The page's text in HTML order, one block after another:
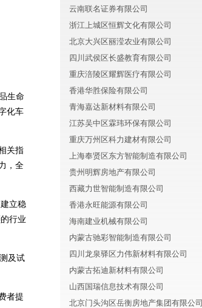
生命
化车
关指
，全
立稳
行业
及试
者提
云南联名证券有限公司
浙江上城区恒辉文化有限公司
北京大兴区丽滢农业有限公司
四川武侯区长盛教育有限公司
重庆涪陵区耀辉医疗有限公司
香港华胜保险有限公司
青海嘉达新材料有限公司
江苏吴中区霖玮环保有限公司
重庆万州区科力建材有限公司
上海奉贤区东方智能制造有限公司
贵州明辉房地产有限公司
西藏力世智能制造有限公司
香港永旺能源有限公司
海南建业机械有限公司
内蒙古驰彩智能制造有限公司
四川龙泉驿区力伟新材料有限公司
内蒙古拓迪新材料有限公司
山西国瑞信息技术有限公司
北京门头沟区岳衡房地产集团有限公司